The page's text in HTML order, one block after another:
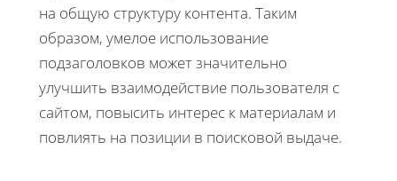
на общую структуру контента. Таким
образом, умелое использование
подзаголовков может значительно
улучшить взаимодействие пользователя с
сайтом, повысить интерес к материалам и
повлиять на позиции в поисковой выдаче.